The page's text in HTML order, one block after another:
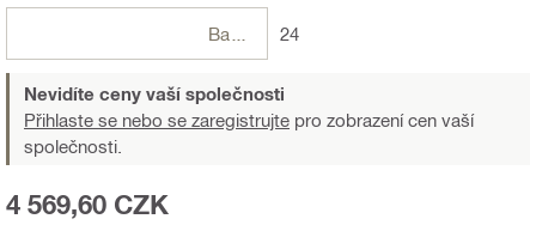
24
Nevidíte ceny vaší společnosti
Přihlaste se nebo se zaregistrujte pro zobrazení cen vaší
společnosti.
4 569,60 CZK